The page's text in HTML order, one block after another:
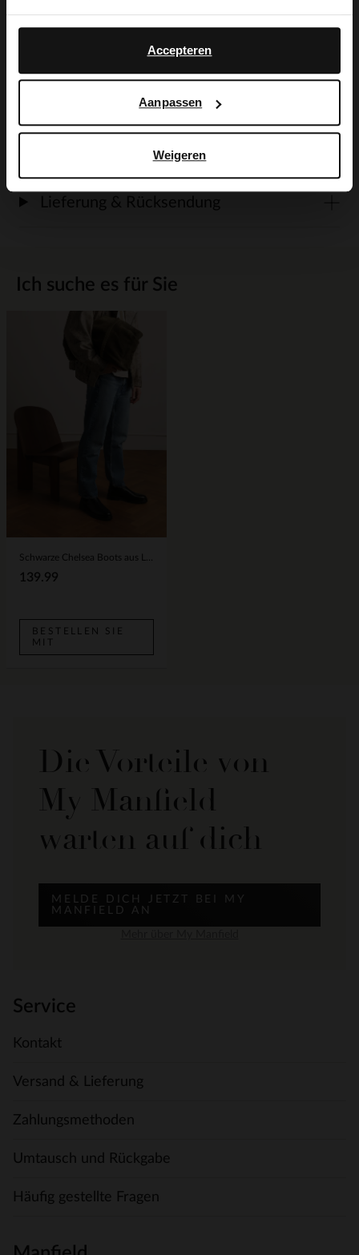
Accepteren
Aanpassen
Weigeren
Ich suche es für Sie
139.99
BESTELLEN SIE
MIT
Elastikeinsätze am Schaft sorgen für einen
Die Vorteile von
My Manfield
warten auf dich
MELDE DICH JETZT BEI MY
MANFIELD AN
Service
Kontakt
Versand & Lieferung
Zahlungsmethoden
Umtausch und Rückgabe
Häufig gestellte Fragen
English